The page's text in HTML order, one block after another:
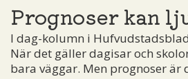
Prognoser kan
I dag-kolumn i
När det gäller dagisar och
bara väggar. Men prognoser är